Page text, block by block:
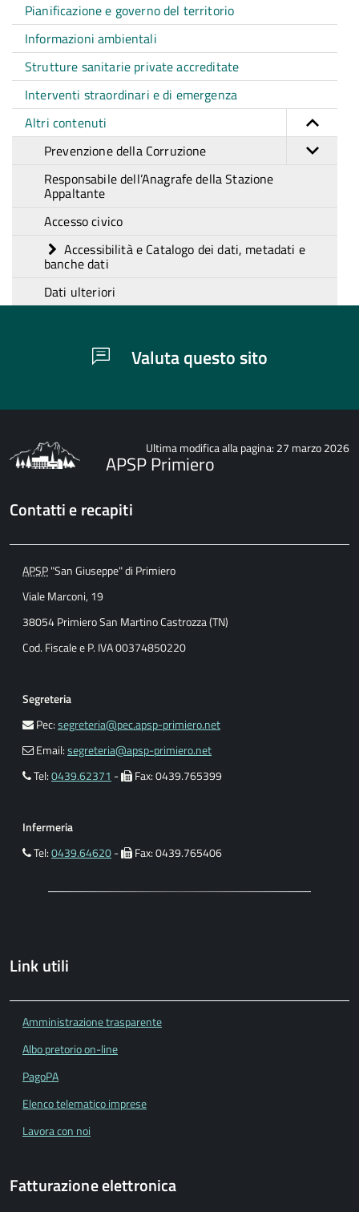
Pianificazione e governo del territorio
Informazioni ambientali
Strutture sanitarie private accreditate
Interventi straordinari e di emergenza
Altri contenuti
Prevenzione della Corruzione
Responsabile dell’Anagrafe della Stazione
Appaltante
Accesso civico
Accessibilità e Catalogo dei dati, metadati e
banche dati
Dati ulteriori
Valuta questo sito
Ultima modifica alla pagina: 27 marzo 2026
APSP Primiero
Contatti e recapiti
APSP"San Giuseppe" di Primiero
Viale Marconi, 19
38054 Primiero San Martino Castrozza (TN)
Cod. Fiscale e P. IVA 00374850220
Segreteria
Pec:segreteria@pec.apsp-primiero.net
Email:segreteria@apsp-primiero.net
Tel:0439.62371 - Fax: 0439.765399
Infermeria
Tel:0439.64620- Fax: 0439.765406
Link utili
Amministrazione trasparente
Albo pretorio on-line
PagoPA
Elenco telematico imprese
Lavora con noi
Fatturazione elettronica